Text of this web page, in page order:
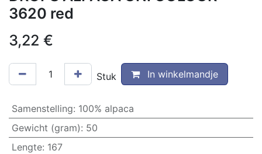
3620 red
3,22 €
Stuk In winkelmandje
Samenstelling: 100% alpaca
Gewicht (gram): 50
Lengte: 167